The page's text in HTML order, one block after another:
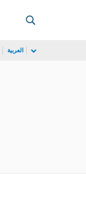
العربية